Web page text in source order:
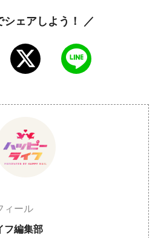
シェアしよう！ ／
ィール
フ編集部